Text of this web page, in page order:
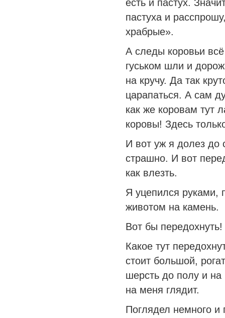
есть и пастух.
пастуха и
храбрые».
А следы коровьи
гуськом шли и
на кручу. Да так
царапаться. А сам
как же коровам тут
коровы! Здесь
И вот уж я долез до
страшно. И вот
как влезть.
Я уцепился руками,
животом на камень.
Вот бы передохнуть!
Какое тут
стоит большой,
шерсть до полу и
на меня глядит.
Поглядел немного